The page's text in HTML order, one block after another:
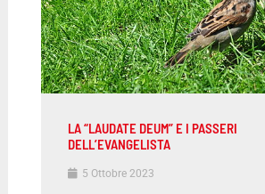
LA “LAUDATE DEUM” E I PASSERI
DELL’EVANGELISTA
5 Ottobre 2023